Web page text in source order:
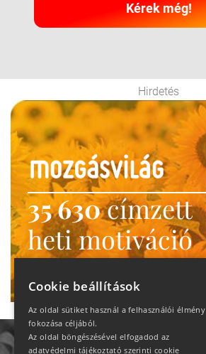
Kérek még!
Hirdetés
35 630címzett
heti motiváció
Ne maradj le!
Cookie beállítások
Az oldal sütiket használ a felhasználói élmény
fokozása céljából.
Az oldal böngészésével elfogadod az
adatvédelmi tájékoztató szerinti cookie